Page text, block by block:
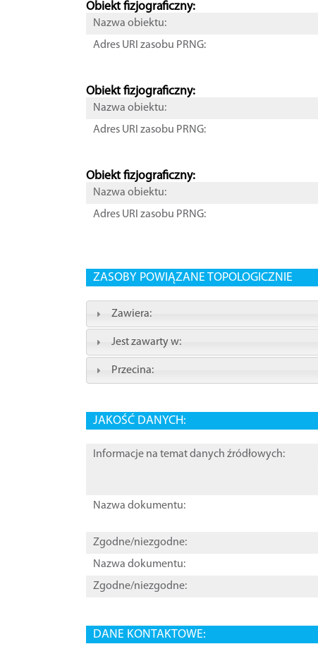
Obiekt fizjograficzny:
Nazwa obiektu:
Adres URI zasobu PRNG:
Obiekt fizjograficzny:
Nazwa obiektu:
Adres URI zasobu PRNG:
Obiekt fizjograficzny:
Nazwa obiektu:
Adres URI zasobu PRNG:
ZASOBY POWIĄZANE TOPOLOGICZNIE
Zawiera:
Jest zawarty w:
Przecina:
JAKOŚĆ DANYCH:
Informacje na temat danych źródłowych:
Nazwa dokumentu:
Zgodne/niezgodne:
Nazwa dokumentu:
Zgodne/niezgodne:
DANE KONTAKTOWE: